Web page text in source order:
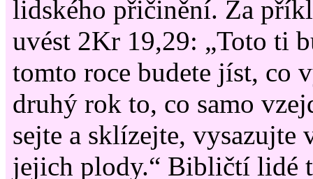
lidského přičinění. Za
uvést 2Kr 19,29: „Toto ti
tomto roce budete jíst, co
druhý rok to, co samo
sejte a sklízejte, vysazujte
jejich plody.“ Bibličtí lidé